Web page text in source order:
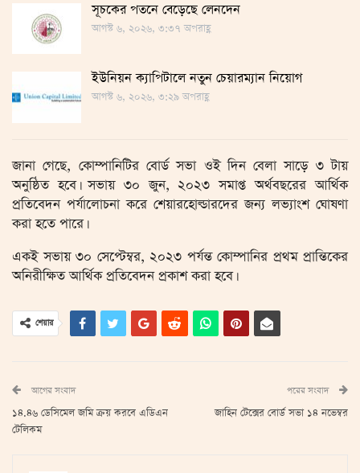
সূচকের পতনে বেড়েছে লেনদেন
আগস্ট ৬, ২০২৬, ৩:৩৭ অপরাহ্ণ
ইউনিয়ন ক্যাপিটালে নতুন চেয়ারম্যান নিয়োগ
আগস্ট ৬, ২০২৬, ৩:২৯ অপরাহ্ণ
জানা গেছে, কোম্পানিটির বোর্ড সভা ওই দিন বেলা সাড়ে ৩ টায়
অনুষ্ঠিত হবে। সভায় ৩০ জুন, ২০২৩ সমাপ্ত অর্থবছরের আর্থিক
প্রতিবেদন পর্যালোচনা করে শেয়ারহোল্ডারদের জন্য লভ্যাংশ ঘোষণা
করা হতে পারে।
একই সভায় ৩০ সেপ্টেম্বর, ২০২৩ পর্যন্ত কোম্পানির প্রথম প্রান্তিকের
অনিরীক্ষিত আর্থিক প্রতিবেদন প্রকাশ করা হবে।
শেয়ার
আগের সংবাদ
১৪.৪৬ ডেসিমেল জমি ক্রয় করবে এডিএন
টেলিকম
পরের সংবাদ
জাহিন টেক্সের বোর্ড সভা ১৪ নভেম্বর